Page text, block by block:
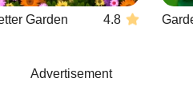
Garden 4.8
Advertisement